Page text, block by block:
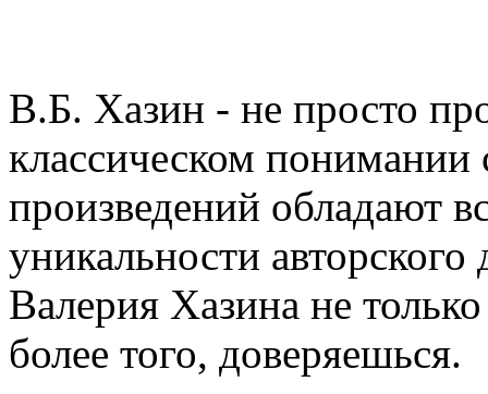
В.Б. Хазин - не просто
классическом понимании
произведений обладают
уникальности
Валерия Хазина не
более того, доверяешься.